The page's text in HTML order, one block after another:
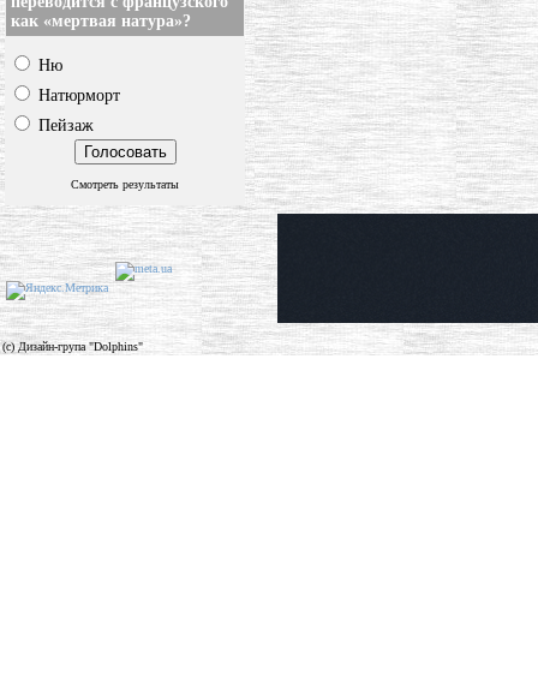
как «мертвая натура»?
Ню
Натюрморт
Пейзаж
Смотреть результаты
(c) Дизайн-група "Dolphins"